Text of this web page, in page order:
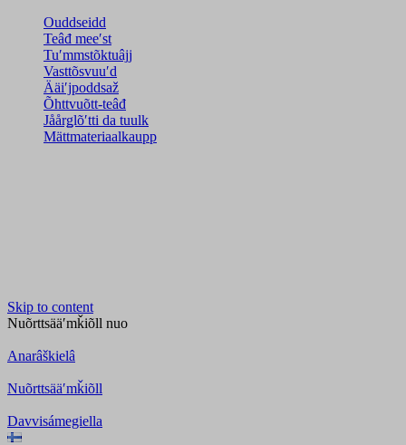
Ouddseidd
Teâđ meeʹst
Tuʹmmstõktuâjj
Vasttõsvuuʹd
Ääiʹjpoddsaž
Õhttvuõtt-teâđ
Jåårǥlõʹtti da tuulk
Mättmateriaalkaupp
Skip to content
Nuõrttsääʹmǩiõll nuo
Anarâškielâ
Nuõrttsääʹmǩiõll
Davvisámegiella